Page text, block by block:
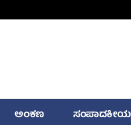
ಅಂಕಣ ಸಂಪಾದಕೀಯ